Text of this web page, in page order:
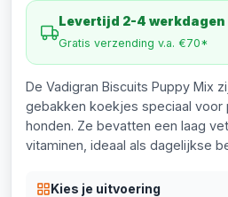
Levertijd 2-4 werkdagen
Gratis verzending v.a. €70*
De Vadigran Biscuits Puppy Mix
gebakken koekjes speciaal voor
honden. Ze bevatten een laag
vitaminen, ideaal als dagelijkse
Kies je uitvoering